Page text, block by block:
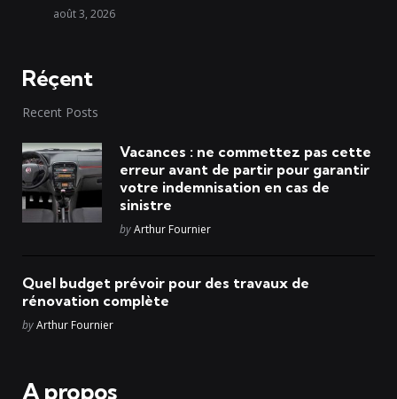
août 3, 2026
Réçent
Recent Posts
Vacances : ne commettez pas cette
erreur avant de partir pour garantir
votre indemnisation en cas de
sinistre
Posted
byArthur Fournier
Quel budget prévoir pour des travaux de
rénovation complète
Posted
byArthur Fournier
A propos